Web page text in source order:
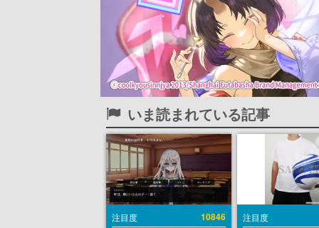
いま読まれている記事
注目度 10846 注目度